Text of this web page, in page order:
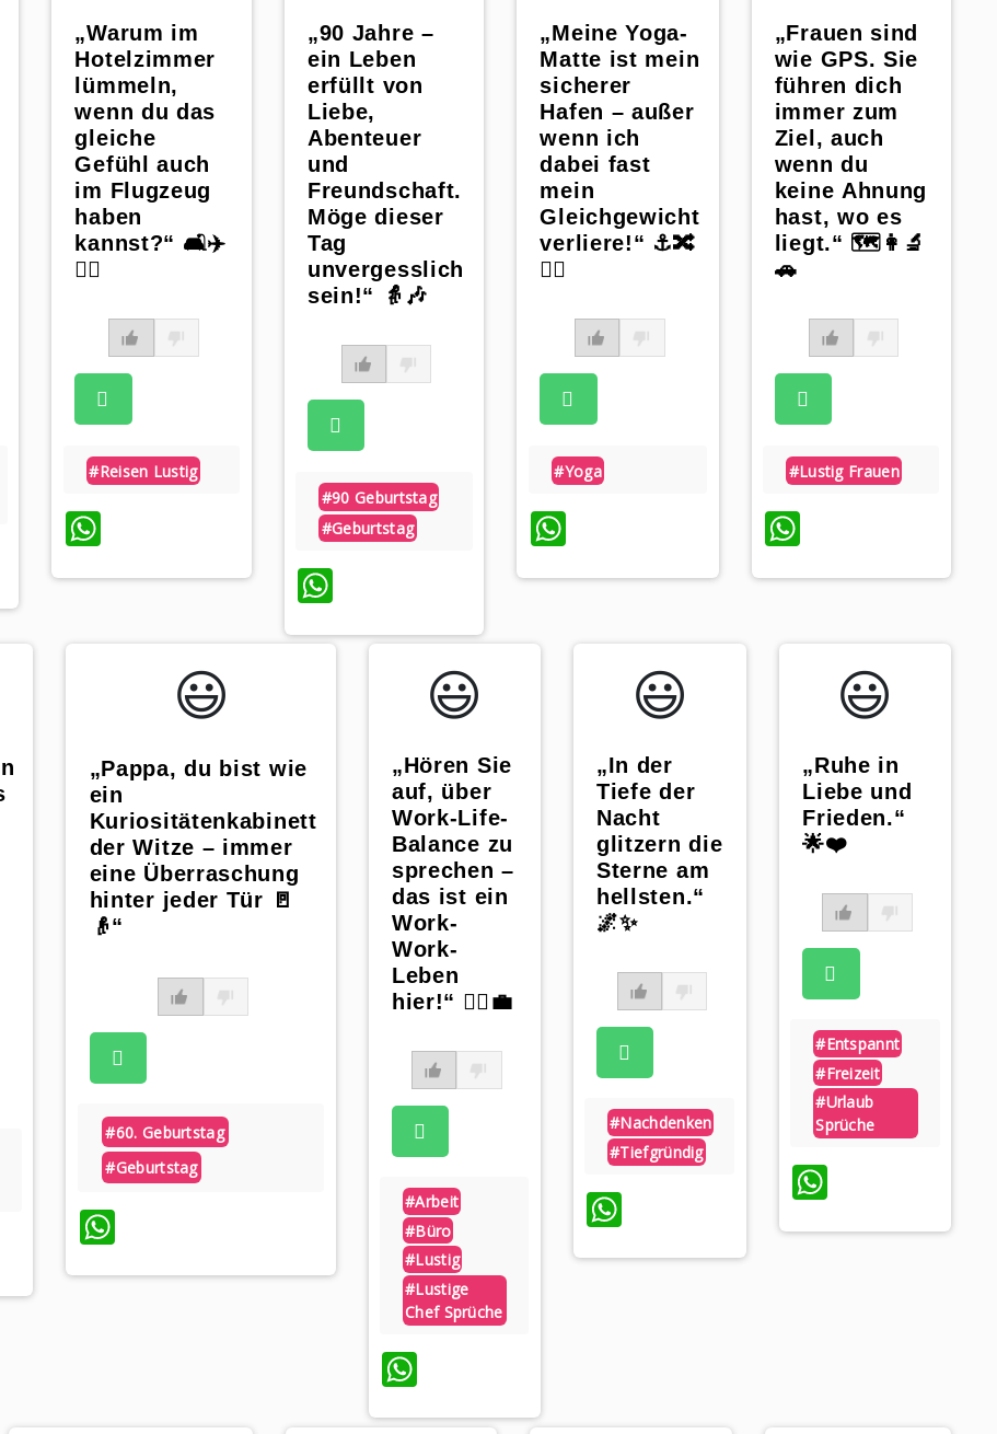
„Warum im
Hotelzimmer
lümmeln,
wenn du das
gleiche
Gefühl auch
im Flugzeug
haben
kannst?“ 🛋️✈️
🤷‍♀️
#reisen Lustig
WhatsApp
„90 Jahre –
ein Leben
erfüllt von
Liebe,
Abenteuer
und
Freundschaft.
Möge dieser
Tag
unvergesslich
sein!“ 👵🎶
#90 Geburtstag
#geburtstag
„Meine Yoga-
Matte ist mein
sicherer
Hafen – außer
wenn ich
dabei fast
mein
Gleichgewicht
verliere!“ ⚓️🔀
🧘‍♀️
#yoga
WhatsApp
„Frauen sind
wie GPS. Sie
führen dich
immer zum
Ziel, auch
wenn du
keine Ahnung
hast, wo es
liegt.“ 🗺️👩‍🔬
🚗
#lustig Frauen
😃️
„Pappa, du bist wie
ein
Kuriositätenkabinett
der Witze – immer
eine Überraschung
hinter jeder Tür 🚪
👴“
#60. Geburtstag
#geburtstag
WhatsApp
😃️
„Hören Sie
auf, über
Work-Life-
Balance zu
sprechen –
das ist ein
Work-
Work-
Leben
hier!“ 🤷‍♀️💼
#arbeit
#büro
#lustig
#lustige
Chef Sprüche
😃️
„In der
Tiefe der
Nacht
glitzern die
Sterne am
hellsten.“
🌌✨
#nachdenken
#tiefgründig
😃️
„Ruhe in
Liebe und
Frieden.“
🌟❤️
#entspannt
#freizeit
#urlaub
Sprüche